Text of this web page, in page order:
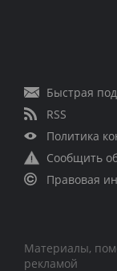
Быстрая
RSS
Политика
Сообщить
Правовая
Материалы,
рекламой